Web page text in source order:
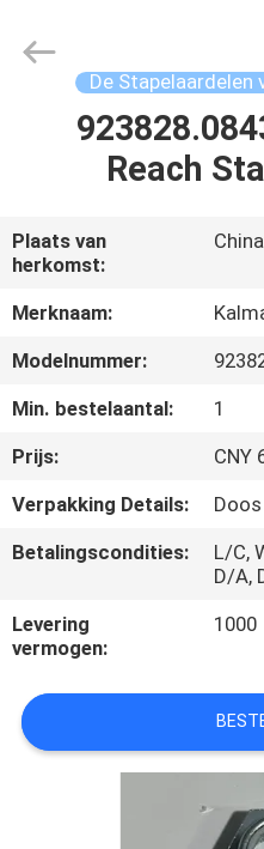
ONGEVEER
ONS
FABRIEKSREIS
CONTACTEER
VERZOEK
OM
EEN
De Stapelaardelen
Reach
Plaats van
herkomst:
China
Merknaam:
Modelnummer:
Min. bestelaantal:
1
Prijs:
CNY
Verpakking Details:
Doos
Betalingscondities:
L/C,
D/A,
Levering
vermogen:
1000